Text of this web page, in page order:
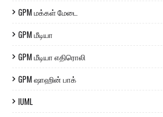
GPM மக்கள் மேடை
GPM மீடியா
GPM மீடியா எதிரொலி
GPM ஷாஹின் பாக்
IUML